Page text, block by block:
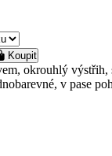
Koupit
okrouhlý
v pase